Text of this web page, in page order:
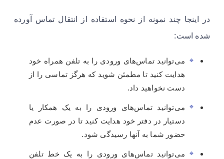
در اینجا چند نمونه از نحوه استفاده از انتقال تماس آورده
شده است:
می‌توانید تماس‌های ورودی را به تلفن همراه خود
هدایت کنید تا مطمئن شوید که هرگز تماسی را از
دست نخواهید داد.
می‌توانید تماس‌های ورودی را به یک همکار یا
دستیار در دفتر خود هدایت کنید تا در صورت عدم
حضور شما به آنها رسیدگی شود.
می‌توانید تماس‌های ورودی را به یک خط تلفن